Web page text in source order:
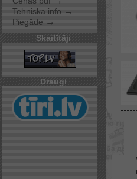
Tehniskā info →
Piegāde →
Skaitītāji
Draugi